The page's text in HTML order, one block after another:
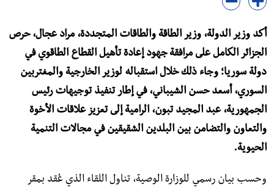
أكد وزير الدولة، وزير الطاقة والطاقات المتجددة، مراد عجال، حرص
الجزائر الكامل على مرافقة جهود إعادة تأهيل القطاع الطاقوي في
دولة سوريا؛ وجاء ذلك خلال استقباله لوزير الخارجية والمغتربين
السوري، أسعد حسن الشيباني، في إطار تنفيذ توجيهات رئيس
الجمهورية، عبد المجيد تبون، الرامية إلى تعزيز علاقات الأخوة
والتعاون والتضامن بين البلدين الشقيقين في مجالات التنمية
الحيوية.
وحسب بيان رسمي للوزارة الوصية، تناول اللقاء الذي عُقد بمقر